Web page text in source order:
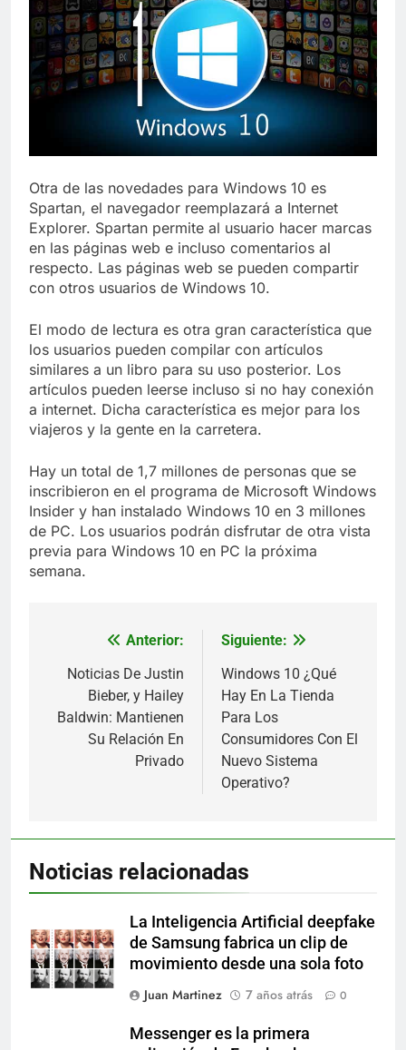
Otra de las novedades para Windows 10 es
Spartan, el navegador reemplazará a Internet
Explorer. Spartan permite al usuario hacer marcas
en las páginas web e incluso comentarios al
respecto. Las páginas web se pueden compartir
con otros usuarios de Windows 10.
El modo de lectura es otra gran característica que
los usuarios pueden compilar con artículos
similares a un libro para su uso posterior. Los
artículos pueden leerse incluso si no hay conexión
a internet. Dicha característica es mejor para los
viajeros y la gente en la carretera.
Hay un total de 1,7 millones de personas que se
inscribieron en el programa de Microsoft Windows
Insider y han instalado Windows 10 en 3 millones
de PC. Los usuarios podrán disfrutar de otra vista
previa para Windows 10 en PC la próxima
semana.
Navegación
de
entradas
Anterior:
Noticias De Justin
Bieber, y Hailey
Baldwin: Mantienen
Su Relación En
Privado
Siguiente:
Windows 10 ¿Qué
Hay En La Tienda
Para Los
Consumidores Con El
Nuevo Sistema
Operativo?
Noticias relacionadas
La Inteligencia Artificial deepfake
de Samsung fabrica un clip de
movimiento desde una sola foto
Juan Martinez
7 años atrás 0
Messenger es la primera